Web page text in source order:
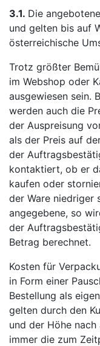
3.1. Die
und gelten bis auf
österreichische
Trotz größter
im Webshop oder
ausgewiesen sein.
werden auch die
der Auspreisung
als der Preis auf
der
kontaktiert, ob er
kaufen oder
der Ware niedriger
angegebene, so
der
Betrag berechnet.
Kosten für
in Form einer
Bestellung als
gelten durch den
und der Höhe
immer die zum